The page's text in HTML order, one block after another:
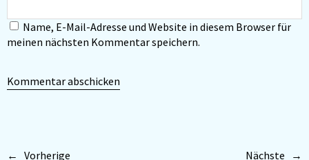
Name, E-Mail-Adresse und Website in diesem Browser für
meinen nächsten Kommentar speichern.
Vorherige Nächste